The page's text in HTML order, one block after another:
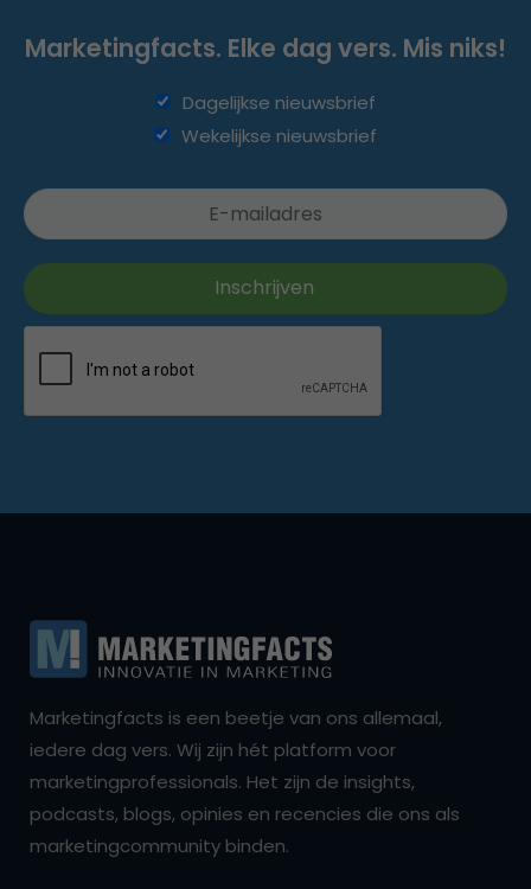
Marketingfacts. Elke dag vers. Mis niks!
Dagelijkse nieuwsbrief
Wekelijkse nieuwsbrief
Marketingfacts is een beetje van ons allemaal,
iedere dag vers. Wij zijn hét platform voor
marketingprofessionals. Het zijn de insights,
podcasts, blogs, opinies en recencies die ons als
marketingcommunity binden.